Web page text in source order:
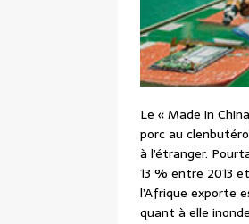
Le « Made in
porc au
à l’étranger.
13 % entre 2013
l’Afrique exporte
quant à elle